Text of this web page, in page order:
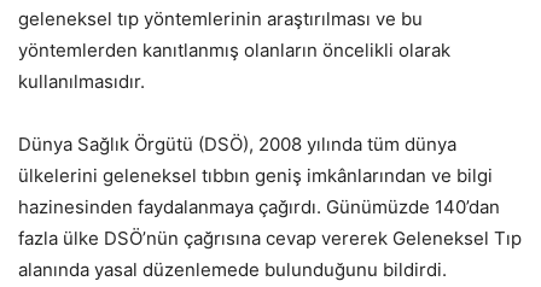
geleneksel tıp yöntemlerinin araştırılması ve bu
yöntemlerden kanıtlanmış olanların öncelikli olarak
kullanılmasıdır.
Dünya Sağlık Örgütü (DSÖ), 2008 yılında tüm dünya
ülkelerini geleneksel tıbbın geniş imkânlarından ve bilgi
hazinesinden faydalanmaya çağırdı. Günümüzde 140’dan
fazla ülke DSÖ’nün çağrısına cevap vererek Geleneksel Tıp
alanında yasal düzenlemede bulunduğunu bildirdi.